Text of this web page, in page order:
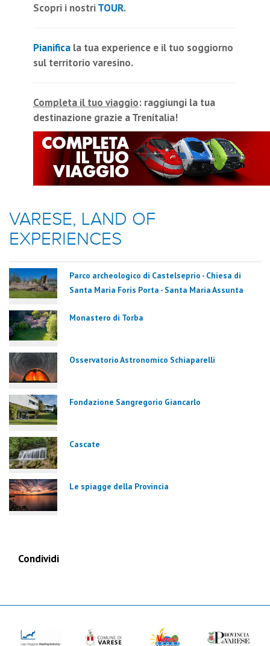
Scopri i nostriTOUR.
Pianifica la tua experience e il tuo soggiorno
sul territorio varesino.
Completa il tuo viaggio: raggiungi la tua
destinazione grazie a Trenitalia!
VARESE, LAND OF
EXPERIENCES
Parco archeologico di Castelseprio - Chiesa di
Santa Maria Foris Porta - Santa Maria Assunta
Monastero di Torba
Osservatorio Astronomico Schiaparelli
Fondazione Sangregorio Giancarlo
Cascate
Le spiagge della Provincia
Condividi